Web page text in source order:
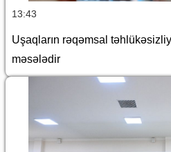
13:43
Uşaqların rəqəmsal
məsələdir